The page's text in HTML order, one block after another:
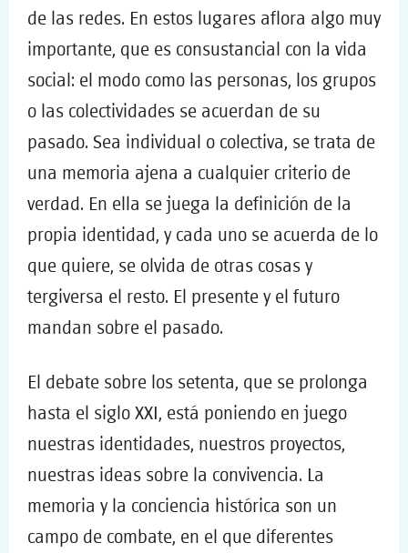
de las redes. En estos lugares aflora algo muy
importante, que es consustancial con la vida
social: el modo como las personas, los grupos
o las colectividades se acuerdan de su
pasado. Sea individual o colectiva, se trata de
una memoria ajena a cualquier criterio de
verdad. En ella se juega la definición de la
propia identidad, y cada uno se acuerda de lo
que quiere, se olvida de otras cosas y
tergiversa el resto. El presente y el futuro
mandan sobre el pasado.
El debate sobre los setenta, que se prolonga
hasta el siglo XXI, está poniendo en juego
nuestras identidades, nuestros proyectos,
nuestras ideas sobre la convivencia. La
memoria y la conciencia histórica son un
campo de combate, en el que diferentes